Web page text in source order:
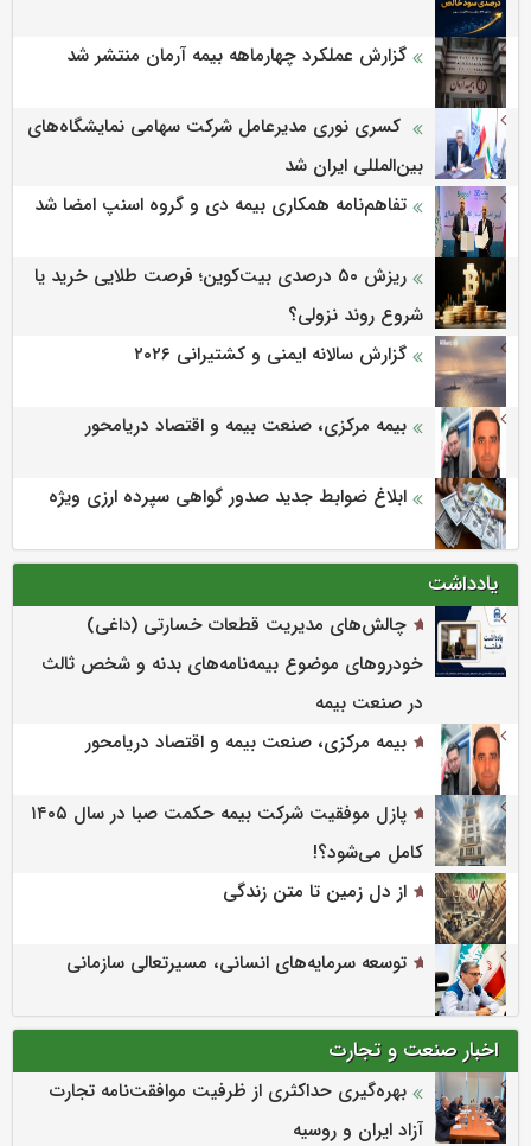
گزارش عملکرد چهارماهه بیمه آرمان منتشر شد
کسری نوری مدیرعامل شرکت سهامی نمایشگاه‌های
بین‌المللی ایران شد
تفاهم‌نامه همکاری بیمه دی و گروه اسنپ امضا شد
ریزش ۵۰ درصدی بیت‌کوین؛ فرصت طلایی خرید یا
شروع روند نزولی؟
گزارش سالانه ایمنی و كشتیرانی ۲۰۲۶
بیمه مرکزی، صنعت بیمه و اقتصاد دریامحور
ابلاغ ضوابط جدید صدور گواهی سپرده ارزی ویژه
یادداشت
چالش‌های مدیریت قطعات خسارتی (داغی)
خودروهای موضوع بیمه‌نامه‌های بدنه و شخص ثالث
در صنعت بیمه
بیمه مرکزی، صنعت بیمه و اقتصاد دریامحور
پازل موفقیت شرکت بیمه حکمت صبا در سال ۱۴۰۵
کامل می‌شود؟!
از دل زمین تا متن زندگی
توسعه سرمایه‌های انسانی، مسیرتعالی سازمانی
اخبار صنعت و تجارت
بهره‌گیری حداکثری از ظرفیت موافقت‌نامه تجارت
آزاد ایران و روسیه